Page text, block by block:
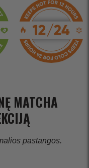
MATCHA
pastangos.